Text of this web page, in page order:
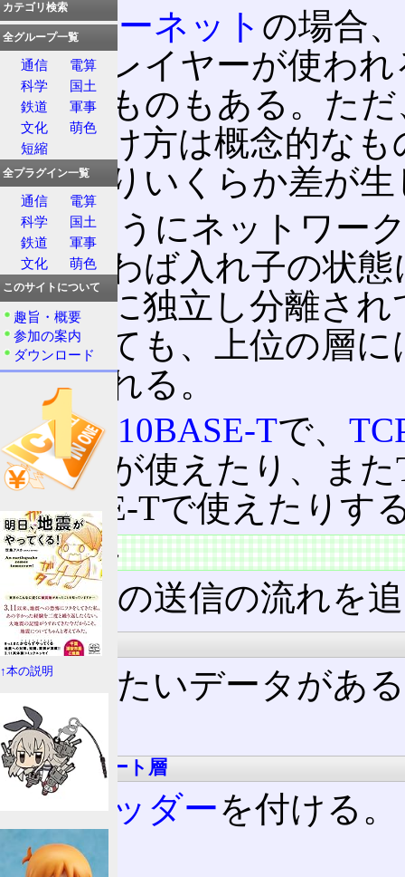
インターネット の場合
ークのレイヤーが使わ
というものもある。た
ーの分け方は概念的な
方によりいくらか差が
このようにネットワー
て、いわば入れ子の状
は完全に独立し分離さ
交換しても、上位の層
が生まれる。
例えば 10BASE-Tで、
トコルが使えたり、また
10BASE-Tで使えたりす
通信の流れ
データの送信の流れを
上位層
転送したいデータがあ
データ
トランスポート層
TCPヘッダーを付ける。
TCP データ
カテゴリ検索
全グループ一覧
通信
電算
科学
国土
鉄道
軍事
文化
萌色
短縮
全プラグイン一覧
通信
電算
科学
国土
鉄道
軍事
文化
萌色
このサイトについて
趣旨・概要
参加の案内
ダウンロード
↑本の説明